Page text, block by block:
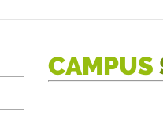
CAMPUS